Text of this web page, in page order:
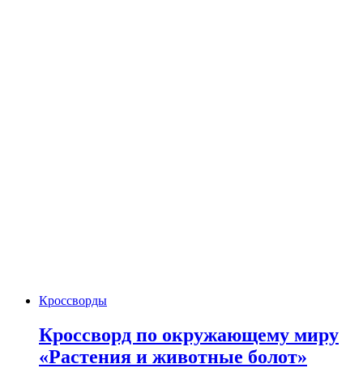
Кроссворды
Кроссворд по окружающему миру
«Растения и животные болот»